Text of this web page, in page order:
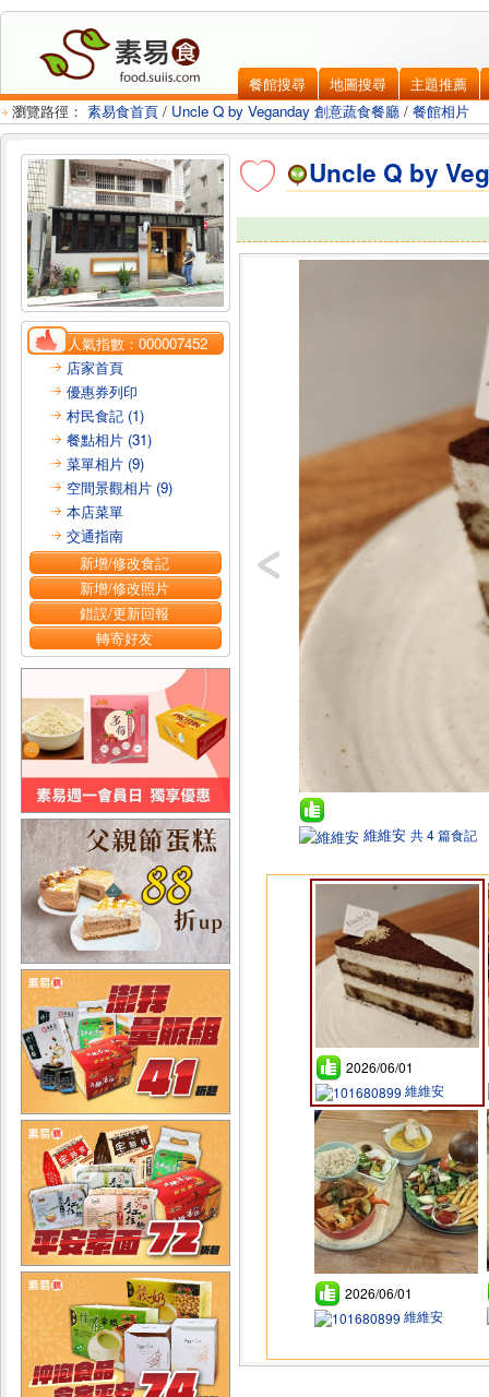
餐館搜尋 地圖搜尋
主題推薦
瀏覽路徑： 素易食首頁 / Uncle Q by Veganday 創意蔬食餐廳 / 餐館相片
人氣指數：000007452
店家首頁
優惠券列印
村民食記 (1)
餐點相片 (31)
菜單相片 (9)
空間景觀相片 (9)
本店菜單
交通指南
新增/修改食記
新增/修改照片
錯誤/更新回報
轉寄好友
Uncle Q by
維維安 共 4 篇食記
2026/06/01
維維安
2026/06/01
維維安